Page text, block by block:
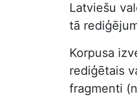
Latviešu
tā
Korpusa
rediģētais
fragmenti